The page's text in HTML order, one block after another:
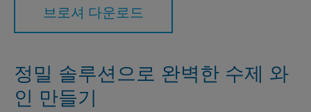
브로셔 다운로드
정밀 솔루션으로 완벽한 수제 와
인 만들기